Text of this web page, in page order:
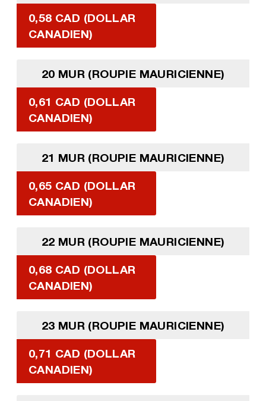
0,58 CAD (DOLLAR
CANADIEN)
20 MUR (ROUPIE MAURICIENNE)
0,61 CAD (DOLLAR
CANADIEN)
21 MUR (ROUPIE MAURICIENNE)
0,65 CAD (DOLLAR
CANADIEN)
22 MUR (ROUPIE MAURICIENNE)
0,68 CAD (DOLLAR
CANADIEN)
23 MUR (ROUPIE MAURICIENNE)
0,71 CAD (DOLLAR
CANADIEN)